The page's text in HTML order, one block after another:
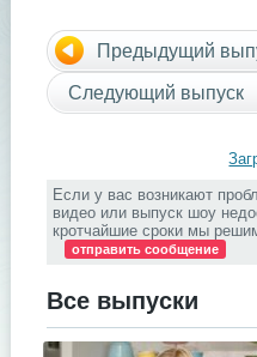
Предыдущий
Следующий выпуск
Если у вас возникают
видео или выпуск шоу
кротчайшие сроки мы
отправить сообщение
Все выпуски